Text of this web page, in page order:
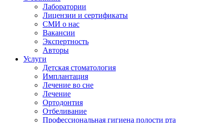
Лаборатории
Лицензии и сертификаты
СМИ о нас
Вакансии
Экспертность
Авторы
Услуги
Детская стоматология
Имплантация
Лечение во сне
Лечение
Ортодонтия
Отбеливание
Профессиональная гигиена полости рта